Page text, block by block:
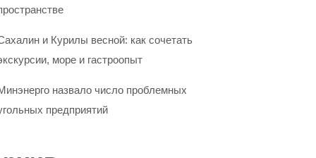
и Курилы весной: как сочетать
море и гастроопыт
назвало число проблемных
предприятий